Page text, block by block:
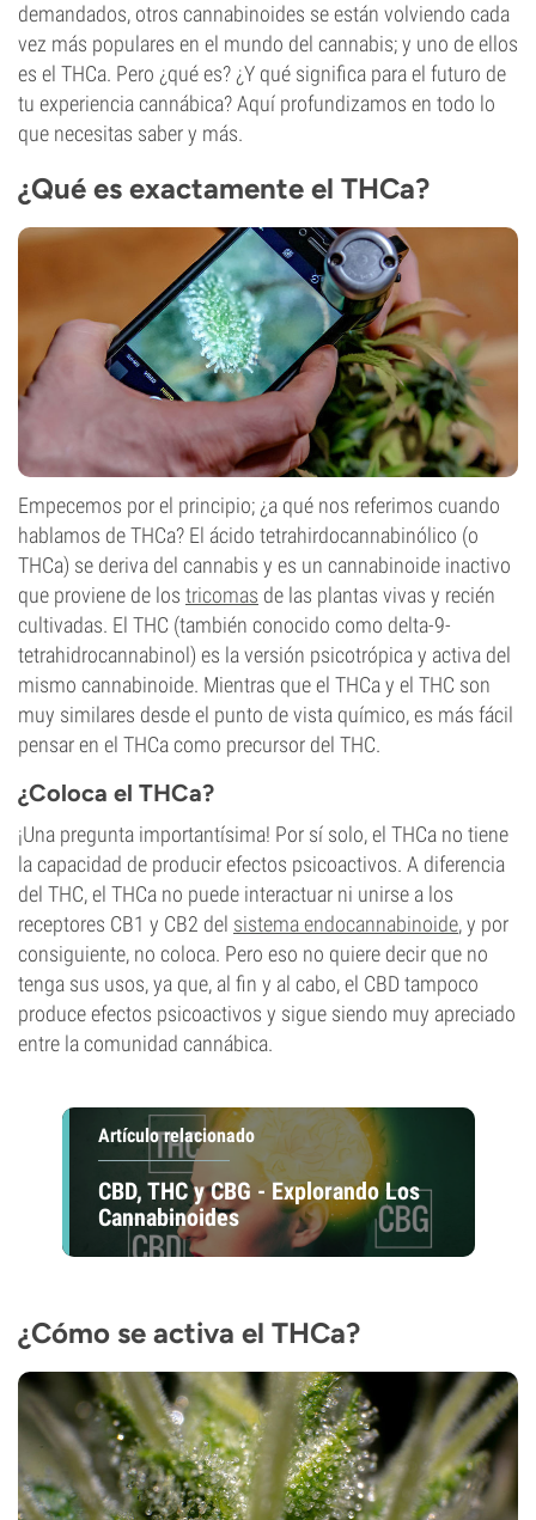
demandados, otros cannabinoides se están volviendo cada
vez más populares en el mundo del cannabis; y uno de ellos
es el THCa. Pero ¿qué es? ¿Y qué significa para el futuro de
tu experiencia cannábica? Aquí profundizamos en todo lo
que necesitas saber y más.
¿Qué es exactamente el THCa?
Empecemos por el principio; ¿a qué nos referimos cuando
hablamos de THCa? El ácido tetrahirdocannabinólico (o
THCa) se deriva del cannabis y es un cannabinoide inactivo
que proviene de los tricomas de las plantas vivas y recién
cultivadas. El THC (también conocido como delta-9-
tetrahidrocannabinol) es la versión psicotrópica y activa del
mismo cannabinoide. Mientras que el THCa y el THC son
muy similares desde el punto de vista químico, es más fácil
pensar en el THCa como precursor del THC.
¿Coloca el THCa?
¡Una pregunta importantísima! Por sí solo, el THCa no tiene
la capacidad de producir efectos psicoactivos. A diferencia
del THC, el THCa no puede interactuar ni unirse a los
receptores CB1 y CB2 del sistema endocannabinoide, y por
consiguiente, no coloca. Pero eso no quiere decir que no
tenga sus usos, ya que, al fin y al cabo, el CBD tampoco
produce efectos psicoactivos y sigue siendo muy apreciado
entre la comunidad cannábica.
Artículo relacionado
CBD, THC y CBG - Explorando Los
Cannabinoides
¿Cómo se activa el THCa?